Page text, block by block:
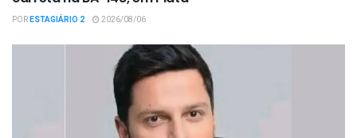
PORESTAGIÁRIO 2 2026/08/06